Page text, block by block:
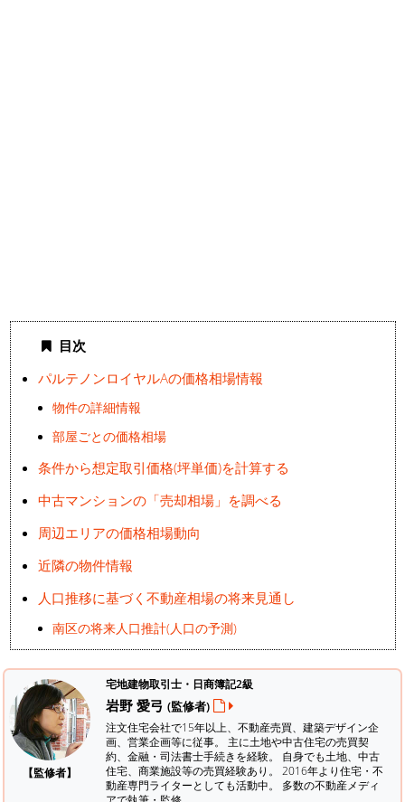
目次
パルテノンロイヤルAの価格相場情報
物件の詳細情報
部屋ごとの価格相場
条件から想定取引価格(坪単価)を計算する
中古マンションの「売却相場」を調べる
周辺エリアの価格相場動向
近隣の物件情報
人口推移に基づく不動産相場の将来見通し
南区の将来人口推計(人口の予測)
【監修者】
宅地建物取引士・日商簿記2級
岩野 愛弓 (監修者)
注文住宅会社で15年以上、不動産売買、建築デザイン企
画、営業企画等に従事。 主に土地や中古住宅の売買契
約、金融・司法書士手続きを経験。 自身でも土地、中古
住宅、商業施設等の売買経験あり。 2016年より住宅・不
動産専門ライターとしても活動中。 多数の不動産メディ